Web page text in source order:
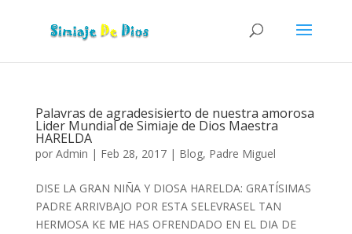
Palavras de agradesisierto de nuestra amorosa
Lider Mundial de Simiaje de Dios Maestra
HARELDA
por Admin | Feb 28, 2017| Blog, Padre Miguel
DISE LA GRAN NIÑA Y DIOSA HARELDA: GRATÍSIMAS
PADRE ARRIVBAJO POR ESTA SELEVRASEL TAN
HERMOSA KE ME HAS OFRENDADO EN EL DIA DE